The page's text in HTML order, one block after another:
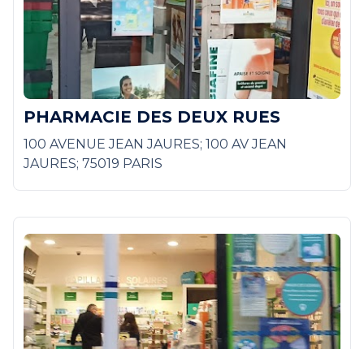
PHARMACIE DES DEUX RUES
100 AVENUE JEAN JAURES; 100 AV JEAN
JAURES; 75019 PARIS